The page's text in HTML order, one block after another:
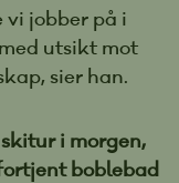
jobber på i
utsikt mot
sier han.
i morgen,
boblebad